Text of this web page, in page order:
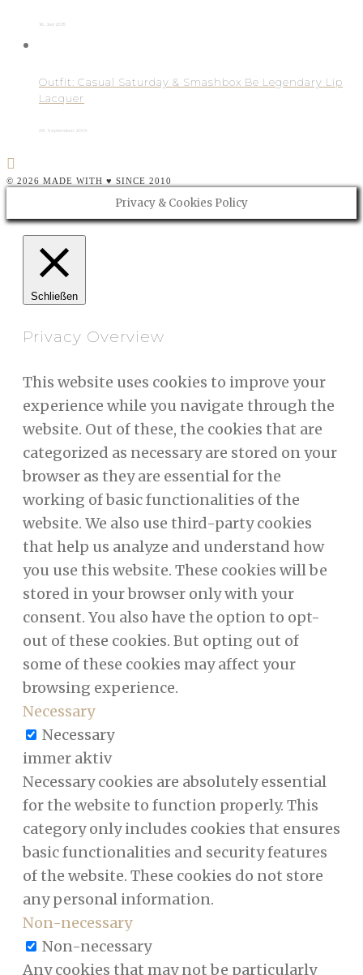
16. Juni 2015
Outfit: Casual Saturday & Smashbox Be Legendary Lip
Lacquer
29. September 2014
© 2026 MADE WITH ♥ SINCE 2010
Privacy & Cookies Policy
Schließen
Privacy Overview
This website uses cookies to improve your
experience while you navigate through the
website. Out of these, the cookies that are
categorized as necessary are stored on your
browser as they are essential for the
working of basic functionalities of the
website. We also use third-party cookies
that help us analyze and understand how
you use this website. These cookies will be
stored in your browser only with your
consent. You also have the option to opt-
out of these cookies. But opting out of
some of these cookies may affect your
browsing experience.
Necessary
Necessary
immer aktiv
Necessary cookies are absolutely essential
for the website to function properly. This
category only includes cookies that ensures
basic functionalities and security features
of the website. These cookies do not store
any personal information.
Non-necessary
Non-necessary
Any cookies that may not be particularly